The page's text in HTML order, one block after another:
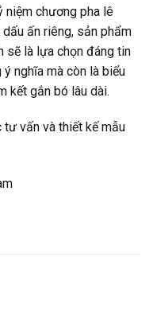
niệm chương pha lê
ấn riêng, sản phẩm
sẽ là lựa chọn đáng tin
nghĩa mà còn là biểu
kết gắn bó lâu dài.
vấn và thiết kế mẫu